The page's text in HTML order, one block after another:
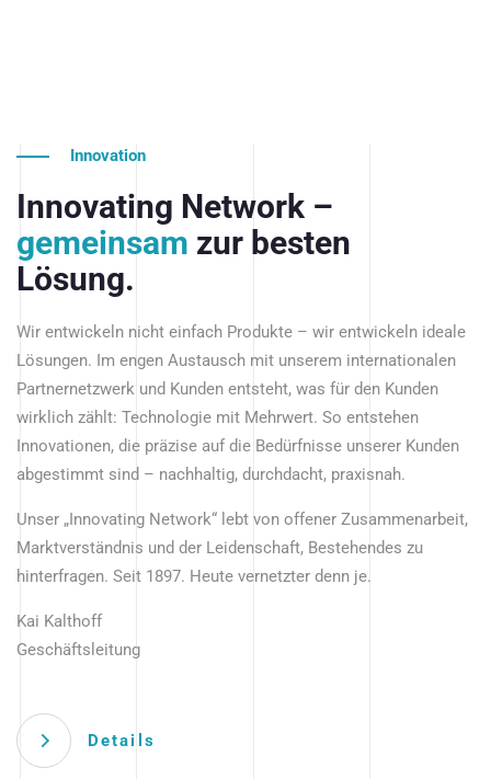
Innovation
Innovating Network –
gemeinsam zur besten
Lösung.
Wir entwickeln nicht einfach Produkte – wir entwickeln ideale
Lösungen. Im engen Austausch mit unserem internationalen
Partnernetzwerk und Kunden entsteht, was für den Kunden
wirklich zählt: Technologie mit Mehrwert. So entstehen
Innovationen, die präzise auf die Bedürfnisse unserer Kunden
abgestimmt sind – nachhaltig, durchdacht, praxisnah.
Unser „Innovating Network“ lebt von offener Zusammenarbeit,
Marktverständnis und der Leidenschaft, Bestehendes zu
hinterfragen. Seit 1897. Heute vernetzter denn je.
Kai Kalthoff
Geschäftsleitung
Details